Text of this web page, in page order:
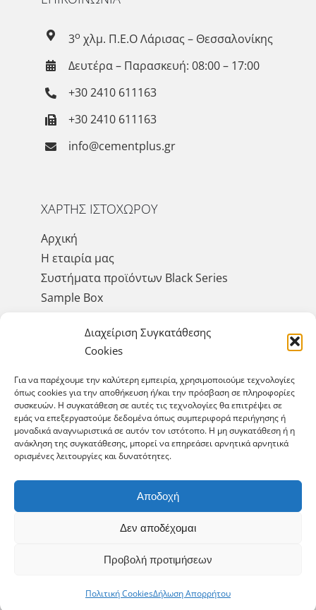
Διαχείριση Συγκατάθεσης
Cookies
Για να παρέχουμε την καλύτερη εμπειρία, χρησιμοποιούμε τεχνολογίες
όπως cookies για την αποθήκευση ή/και την πρόσβαση σε πληροφορίες
συσκευών. Η συγκατάθεση σε αυτές τις τεχνολογίες θα επιτρέψει σε
εμάς να επεξεργαστούμε δεδομένα όπως συμπεριφορά περιήγησης ή
μοναδικά αναγνωριστικά σε αυτόν τον ιστότοπο. Η μη συγκατάθεση ή η
ανάκληση της συγκατάθεσης, μπορεί να επηρεάσει αρνητικά αρνητικά
ορισμένες λειτουργίες και δυνατότητες.
Αποδοχή
Δεν αποδέχομαι
Προβολή προτιμήσεων
Πολιτική CookiesΔήλωση Απορρήτου
3ο χλμ. Π.Ε.Ο Λάρισας – Θεσσαλονίκης
Δευτέρα – Παρασκευή: 08:00 – 17:00
+30 2410 611163
+30 2410 611163
info@cementplus.gr
ΧΑΡΤΗΣ ΙΣΤΟΧΩΡΟΥ
Αρχική
Η εταιρία μας
Συστήματα προϊόντων Black Series
Sample Box
Σεμινάρια
Αειφορία & Περιβάλλον
Επικοινωνία
GET SOCIAL
Reserved. Designed & developed by